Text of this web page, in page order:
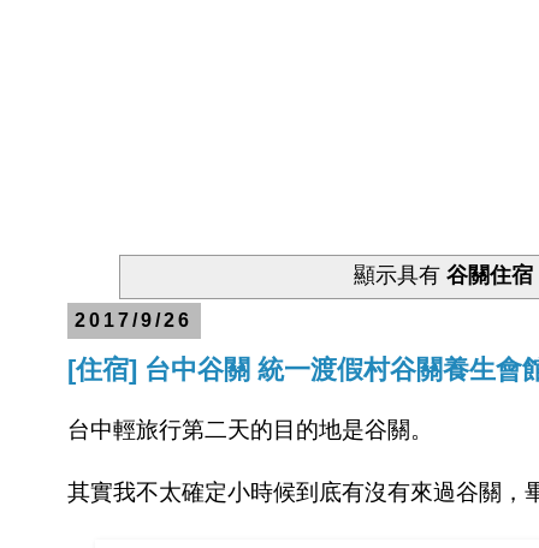
顯示具有 谷關住宿
2017/9/26
[住宿] 台中谷關 統一渡假村谷關養生會
台中輕旅行第二天的目的地是谷關。
其實我不太確定小時候到底有沒有來過谷關，